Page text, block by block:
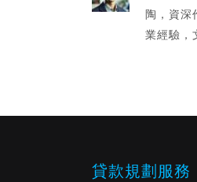
陶，資深
業經驗，
貸款規劃服務